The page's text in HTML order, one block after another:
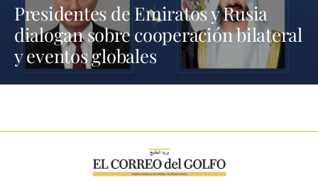
Presidentes de Emiratos y Rusia
dialogan sobre cooperación bilateral
y eventos globales